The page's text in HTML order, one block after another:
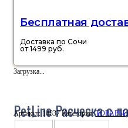
Бесплатная
Доставка по Сочи
от 1499 руб.
Загрузка...
PetLine Расческа с
Артикул:14837 Категория:ТОВАРЫ